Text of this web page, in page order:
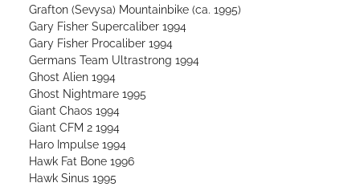
Grafton (Sevysa) Mountainbike (ca. 1995)
Gary Fisher Supercaliber 1994
Gary Fisher Procaliber 1994
Germans Team Ultrastrong 1994
Ghost Alien 1994
Ghost Nightmare 1995
Giant Chaos 1994
Giant CFM 2 1994
Haro Impulse 1994
Hawk Fat Bone 1996
Hawk Sinus 1995